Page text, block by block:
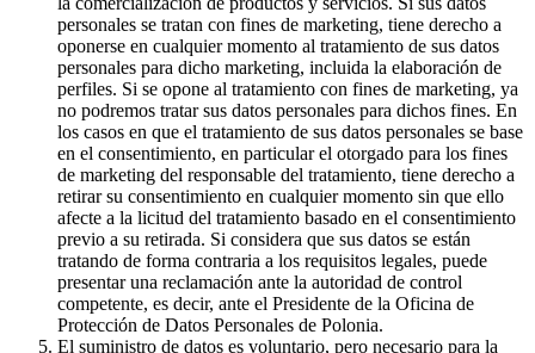
personales se tratan con fines de marketing, tiene derecho a
oponerse en cualquier momento al tratamiento de sus datos
personales para dicho marketing, incluida la elaboración de
perfiles. Si se opone al tratamiento con fines de marketing, ya
no podremos tratar sus datos personales para dichos fines. En
los casos en que el tratamiento de sus datos personales se base
en el consentimiento, en particular el otorgado para los fines
de marketing del responsable del tratamiento, tiene derecho a
retirar su consentimiento en cualquier momento sin que ello
afecte a la licitud del tratamiento basado en el consentimiento
previo a su retirada. Si considera que sus datos se están
tratando de forma contraria a los requisitos legales, puede
presentar una reclamación ante la autoridad de control
competente, es decir, ante el Presidente de la Oficina de
Protección de Datos Personales de Polonia.
El suministro de datos es voluntario, pero necesario para la